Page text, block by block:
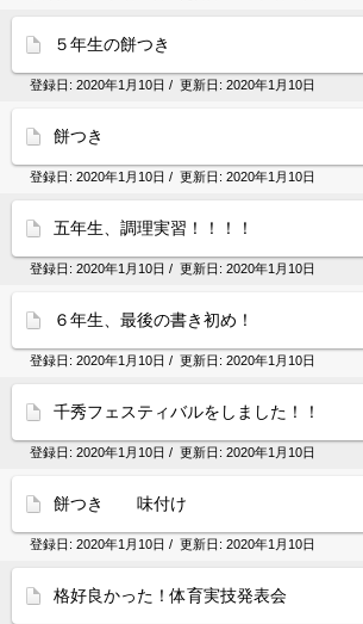
５年生の餅つき
登録日: 2020年1月10日 / 更新日: 2020年1月10日
餅つき
登録日: 2020年1月10日 / 更新日: 2020年1月10日
五年生、調理実習！！！！
登録日: 2020年1月10日 / 更新日: 2020年1月10日
６年生、最後の書き初め！
登録日: 2020年1月10日 / 更新日: 2020年1月10日
千秀フェスティバルをしました！！
登録日: 2020年1月10日 / 更新日: 2020年1月10日
餅つき 味付け
登録日: 2020年1月10日 / 更新日: 2020年1月10日
格好良かった！体育実技発表会